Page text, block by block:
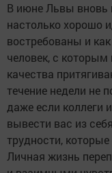
В июне Львы вновь
настолько хорошо
востребованы и
человек, с
качества
течение недели не
даже если коллеги
вывести вас из
трудности,
Личная жизнь